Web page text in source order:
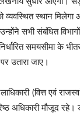
व्यवस्थित स्थान
सभी संबंधित
समयसीमा के
उतारा जाए।
(वित्त एवं
अधिकारी मौजूद रहे।